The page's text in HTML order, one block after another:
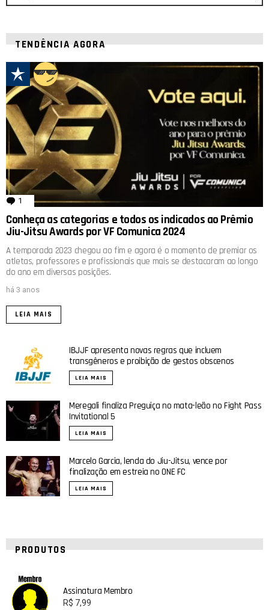
TENDÊNCIA AGORA
1 comentário
Conheça as categorias e todos os indicados ao Prêmio
Jiu-Jitsu Awards por VF Comunica 2024
A temporada 2023 chegou ao fim e agora é o momento de premiar os
atletas, professores e profissionais que mais se destacaram ao longo
do ano em diversas posições.
há 3 anos
LEIA MAIS
IBJJF apresenta novas regras que incluem
transgêneros e proibição de gestos obscenos
LEIA MAIS
Meregali finaliza Preguiça no mata-leão no Fight Pass
Invitational 5
LEIA MAIS
Marcelo Garcia, lenda do Jiu-Jitsu, vence por
finalização em estreia no ONE FC
LEIA MAIS
PRODUTOS
Assinatura Membro
R$ 7,99